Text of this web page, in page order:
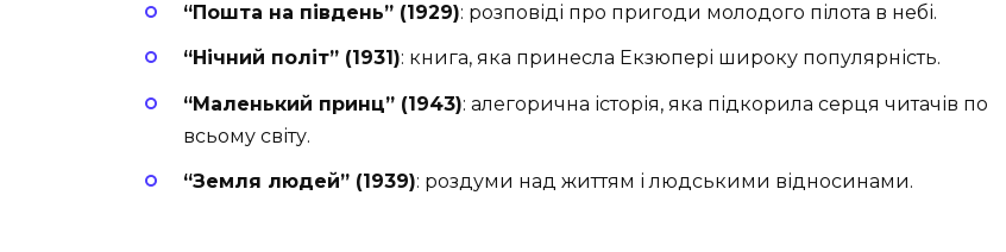
“Пошта на південь” (1929): розповіді про пригоди молодого пілота в небі.
“Нічний політ” (1931): книга, яка принесла Екзюпері широку популярність.
“Маленький принц” (1943): алегорична історія, яка підкорила серця читачів по
всьому світу.
“Земля людей” (1939): роздуми над життям і людськими відносинами.